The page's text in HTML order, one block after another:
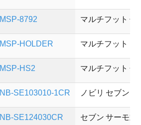
MSP-8792 マルチフット 低
MSP-HOLDER マルチフット タ
MSP-HS2 マルチフット 勾
NB-SE103010-1CR ノビリ セブン
NB-SE124030CR セブン サーモ